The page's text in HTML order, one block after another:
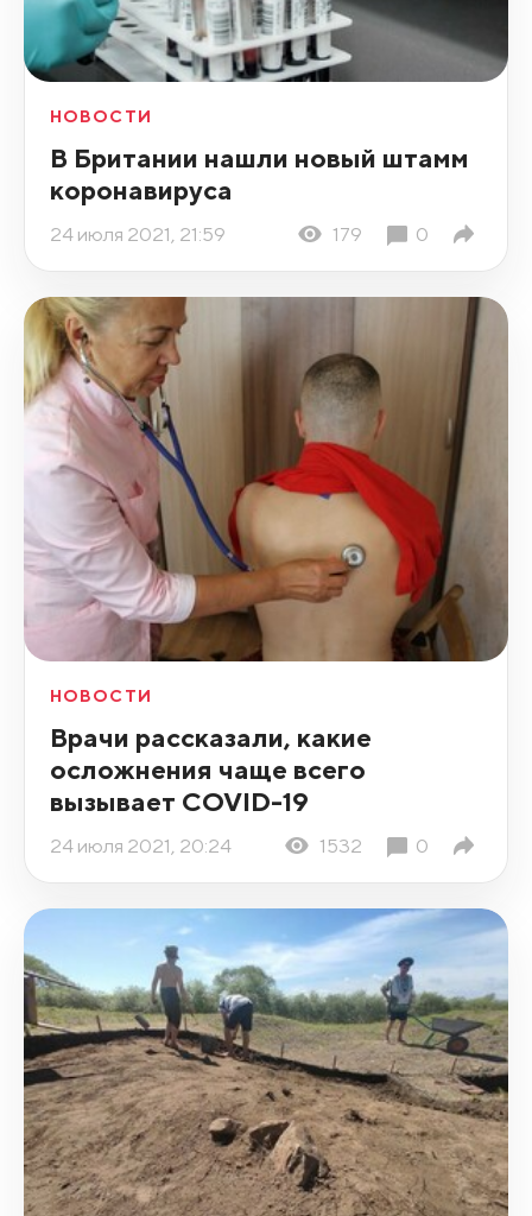
НОВОСТИ
В Британии нашли новый штамм
коронавируса
24 июля 2021, 21:59 179 0
НОВОСТИ
Врачи рассказали, какие
осложнения чаще всего
вызывает COVID-19
24 июля 2021, 20:24 1532 0